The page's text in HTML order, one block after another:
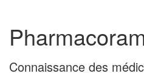
contenu
menu
principal
Connaissance des